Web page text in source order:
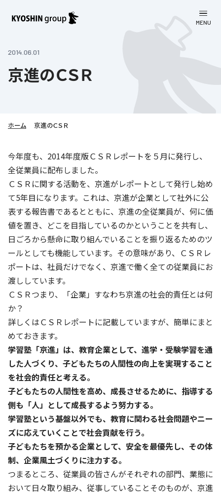
MENU
会社案内
企業理念
社長挨拶
会社概要／組織図
Company’s Profile
沿革
社歌
本社所在地
京進グループが目指す姿
子会社および関係会社
フランチャイズ事業
ソーシャルメディア公式アカウント
学習塾
学習塾について
語学学習
ライフキャリア
育児・暮らし
京進グループの事業所
京進グループについて
お客さま満足度向上の取り組み
労働環境向上の取り組み
人材育成の取り組み
CSRレポート
社会貢献活動
ミャンマーへの支援活動
オリジナルバッグプロジェクト
清華・京進発展フォーラム
立木奨学金
価値創造の取り組み
DX（デジタル変革）
DXビジョン・DX戦略
Kyoshin Digital Academy
卓越した安全・安心を目指して
基本方針
安全と安心への取り組み
株主・投資家向け情報
株主・投資家向け情報
株主・株式関連情報
株主・投資家の皆さまへ
ビジョン／経営方針
連結業績・財務
IRライブラリー
IRカレンダー
ディスクロージャーポリシー
よくあるご質問
免責事項
IRお問合せ
採用情報
採用情報
京進リクルートInstagram
新卒採用情報
新卒採用デジタルパンフレット
中途採用
講師（アルバイト）募集
保育事業 採用
日本語教育事業 採用
介護事業 採用
お問い合わせ
利用規約
個人情報保護方針
特別警報発令時の授業について
Copyright © KYOSHIN Co., Ltd. All rights reserved.
2014.06.01
京進のＣＳＲ
ホーム 京進のＣＳＲ
今年度も、2014年度版ＣＳＲレポートを５月に発行し、
全従業員に配布しました。
ＣＳＲに関する活動を、京進がレポートとして発行し始め
て5年目になります。これは、京進が企業として社外に公
表する報告書であるとともに、京進の全従業員が、何に価
値を置き、どこを目指しているのかということを共有し、
日ごろから懸命に取り組んでいることを振り返るためのツ
ールとしても機能しています。その意味があり、ＣＳＲレ
ポートは、社員だけでなく、京進で働く全ての従業員にお
渡ししています。
ＣＳＲつまり、「企業」すなわち京進の社会的責任とは何
か？
詳しくはＣＳＲレポートに記載していますが、簡単にまと
めておきます。
学習塾「京進」は、教育企業として、進学・受験学習を通
した人づくり、子どもたちの人間性の向上を実現すること
を社会的責任と考える。
子どもたちの人間性を高め、成長させるために、指導する
側も「人」として成長するよう努力する。
学習塾という基盤以外でも、教育に関わる社会問題やニー
ズに応えていくことで社会貢献を行う。
子どもたちを預かる企業として、安全を最優先し、その体
制、企業風土づくりに注力する。
つまるところ、従業員の皆さんがそれぞれの部門、業態に
おいて日々取り組み、従事していることそのものが、京進